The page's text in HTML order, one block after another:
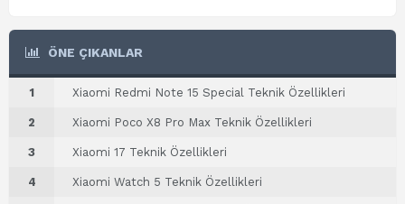
ÖNE ÇIKANLAR
1 Xiaomi Redmi Note 15 Special Teknik Özellikleri
2 Xiaomi Poco X8 Pro Max Teknik Özellikleri
3 Xiaomi 17 Teknik Özellikleri
4 Xiaomi Watch 5 Teknik Özellikleri